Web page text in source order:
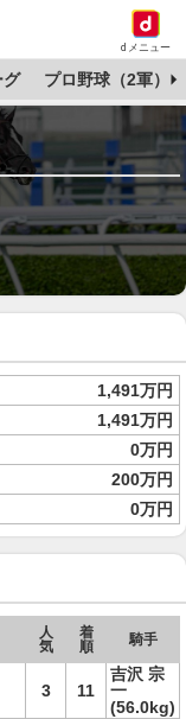
dメニュー
グ プロ野球（2軍）
1,491万円
1,491万円
0万円
200万円
0万円
人
気
着
順
騎手
3 11
吉沢 宗
一
(56.0kg)